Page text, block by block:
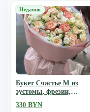
Букет Счастье M из
эустомы, фрезии,
сорта кахала
330 BYN